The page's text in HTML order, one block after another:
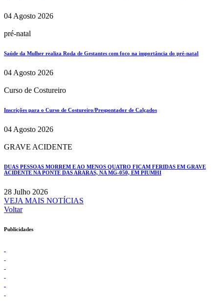
04 Agosto 2026
pré-natal
Saúde da Mulher realiza Roda de Gestantes com foco na importância do pré-natal
04 Agosto 2026
Curso de Costureiro
Inscrições para o Curso de Costureiro/Prespontador de Calçados
04 Agosto 2026
GRAVE ACIDENTE
DUAS PESSOAS MORREM E AO MENOS QUATRO FICAM FERIDAS EM GRAVE
ACIDENTE NA PONTE DAS ARARAS, NA MG-050, EM PIUMHI
28 Julho 2026
VEJA MAIS NOTÍCIAS
Voltar
Publicidades